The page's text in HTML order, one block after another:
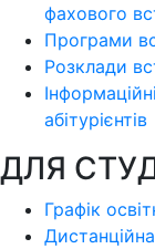
фахового
Програми
Розклади
абітурієнтів
ДЛЯ
Графік